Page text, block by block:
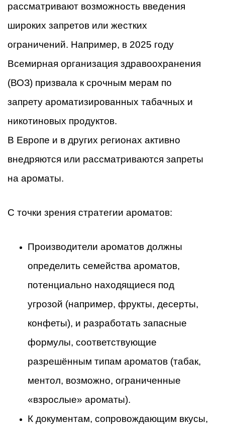
рассматривают возможность введения
широких запретов или жестких
ограничений. Например, в 2025 году
Всемирная организация здравоохранения
(ВОЗ) призвала к срочным мерам по
запрету ароматизированных табачных и
никотиновых продуктов.
В Европе и в других регионах активно
внедряются или рассматриваются запреты
на ароматы.
С точки зрения стратегии ароматов:
Производители ароматов должны
определить семейства ароматов,
потенциально находящиеся под
угрозой (например, фрукты, десерты,
конфеты), и разработать запасные
формулы, соответствующие
разрешённым типам ароматов (табак,
ментол, возможно, ограниченные
«взрослые» ароматы).
К документам, сопровождающим вкусы,